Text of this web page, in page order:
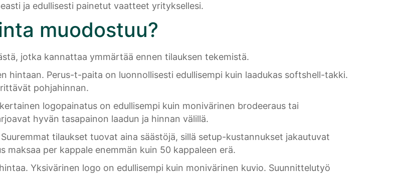
ja edullisesti painetut vaatteet yrityksellesi.
muodostuu?
jotka kannattaa ymmärtää ennen tilauksen tekemistä.
hintaan. Perus-t-paita on luonnollisesti edullisempi kuin laadukas softshell-takki.
pohjahinnan.
logopainatus on edullisempi kuin monivärinen brodeeraus tai
hyvän tasapainon laadun ja hinnan välillä.
tilaukset tuovat aina säästöjä, sillä setup-kustannukset jakautuvat
maksaa per kappale enemmän kuin 50 kappaleen erä.
Yksivärinen logo on edullisempi kuin monivärinen kuvio. Suunnittelutyö